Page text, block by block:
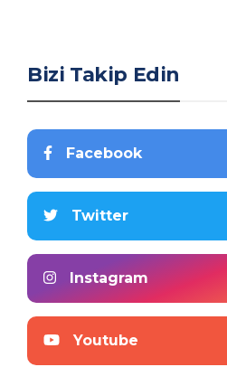
Bizi Takip Edin
Facebook
Twitter
Instagram
Youtube